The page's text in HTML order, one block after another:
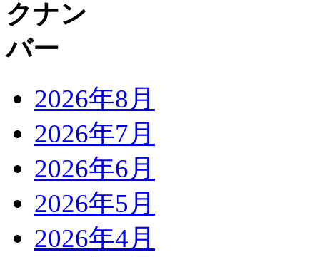
2026年8月
2026年7月
2026年6月
2026年5月
2026年4月